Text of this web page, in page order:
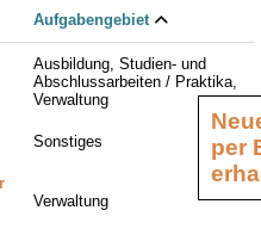
Aufgabengebiet
Ausbildung, Studien- und
Abschlussarbeiten / Praktika,
Verwaltung
Sonstiges
Verwaltung
per